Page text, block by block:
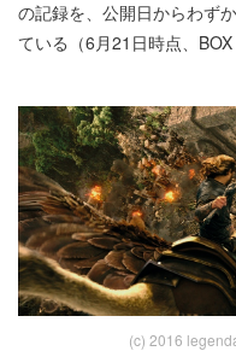
の記録を、公開日からわず
ている（6月21日時点、
(c) 2016